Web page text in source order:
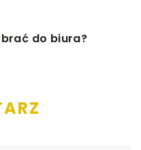
do biura?